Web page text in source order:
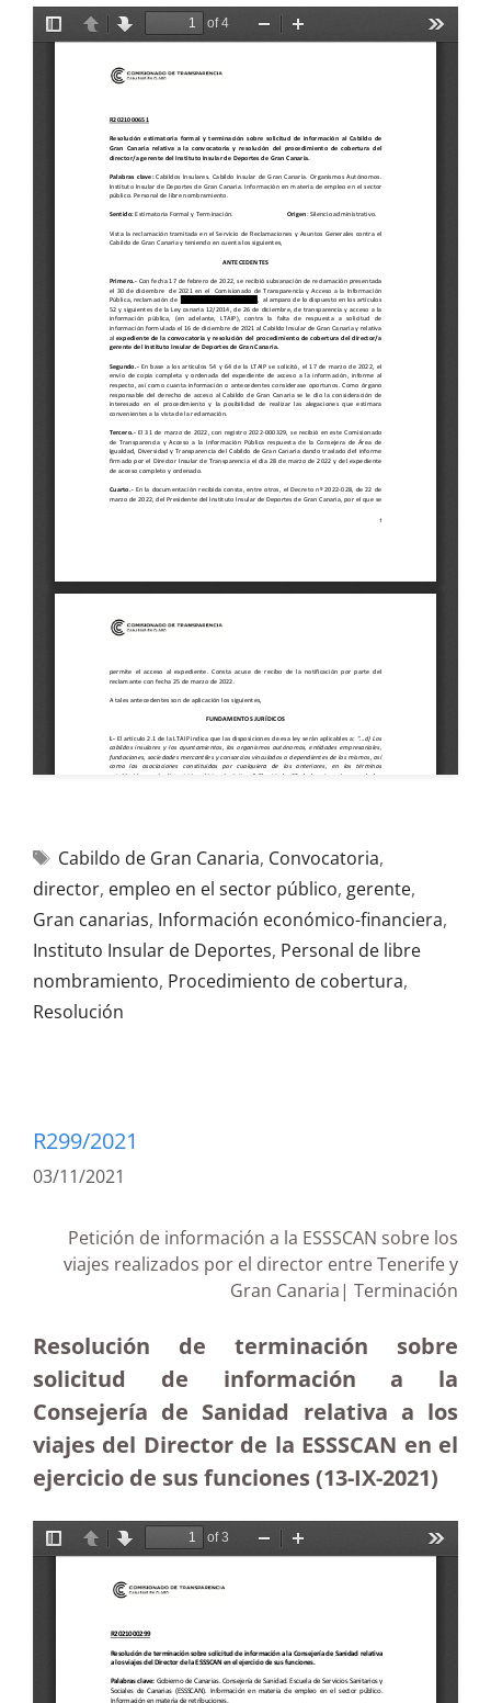
Cabildo de Gran Canaria, Convocatoria,
director, empleo en el sector público, gerente,
Gran canarias, Información económico-financiera,
Instituto Insular de Deportes, Personal de libre
nombramiento, Procedimiento de cobertura,
Resolución
R299/2021
03/11/2021
Petición de información a la ESSSCAN sobre los
viajes realizados por el director entre Tenerife y
Gran Canaria| Terminación
Resolución de terminación sobre
solicitud de información a la
Consejería de Sanidad relativa a los
viajes del Director de la ESSSCAN en el
ejercicio de sus funciones (13-IX-2021)